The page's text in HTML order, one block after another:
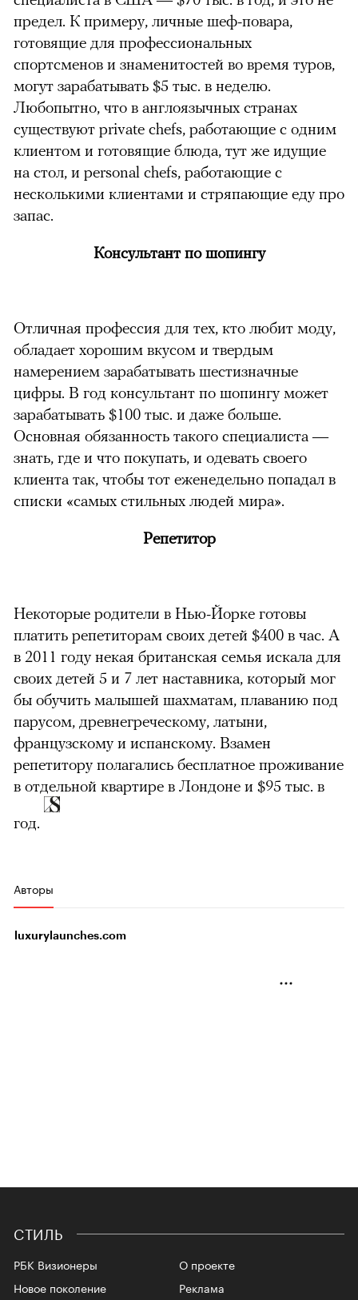
предел. К примеру, личные шеф-повара,
готовящие для профессиональных
спортсменов и знаменитостей во время туров,
могут зарабатывать $5 тыс. в неделю.
Любопытно, что в англоязычных странах
существуют private chefs, работающие с одним
клиентом и готовящие блюда, тут же идущие
на стол, и personal chefs, работающие с
несколькими клиентами и стряпающие еду про
запас.
Консультант по шопингу
Отличная профессия для тех, кто любит моду,
обладает хорошим вкусом и твердым
намерением зарабатывать шестизначные
цифры. В год консультант по шопингу может
зарабатывать $100 тыс. и даже больше.
Основная обязанность такого специалиста —
знать, где и что покупать, и одевать своего
клиента так, чтобы тот еженедельно попадал в
списки «самых стильных людей мира».
Репетитор
Некоторые родители в Нью-Йорке готовы
платить репетиторам своих детей $400 в час. А
в 2011 году некая британская семья искала для
своих детей 5 и 7 лет наставника, который мог
бы обучить малышей шахматам, плаванию под
парусом, древнегреческому, латыни,
французскому и испанскому. Взамен
репетитору полагались бесплатное проживание
в отдельной квартире в Лондоне и $95 тыс. в
год.
Авторы
luxurylaunches.com
СТИЛЬ
РБК Визионеры
Новое поколение
О проекте
Реклама